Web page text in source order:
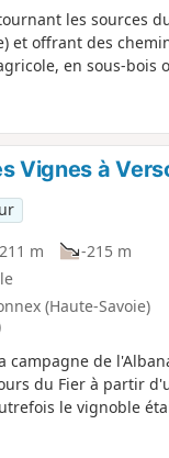
les sources
et offrant des
en sous-bois
Vignes à
m
-215 m
(Haute-Savoie)
campagne de
du Fier à partir
le vignoble